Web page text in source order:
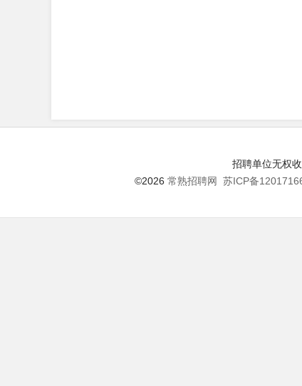
招聘单位无权
©2026 常熟招聘网 苏ICP备